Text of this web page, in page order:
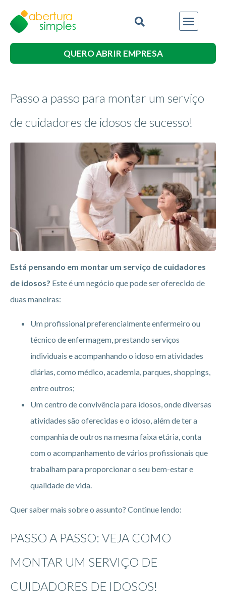
QUERO ABRIR EMPRESA
Passo a passo para montar um serviço
de cuidadores de idosos de sucesso!
Está pensando em montar um serviço de cuidadores
de idosos? Este é um negócio que pode ser oferecido de
duas maneiras:
Um profissional preferencialmente enfermeiro ou
técnico de enfermagem, prestando serviços
individuais e acompanhando o idoso em atividades
diárias, como médico, academia, parques, shoppings,
entre outros;
Um centro de convivência para idosos, onde diversas
atividades são oferecidas e o idoso, além de ter a
companhia de outros na mesma faixa etária, conta
com o acompanhamento de vários profissionais que
trabalham para proporcionar o seu bem-estar e
qualidade de vida.
Quer saber mais sobre o assunto? Continue lendo:
PASSO A PASSO: VEJA COMO
MONTAR UM SERVIÇO DE
CUIDADORES DE IDOSOS!